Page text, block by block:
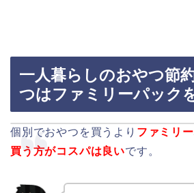
一人暮らしのおやつ
つはファミリーパック
個別でおやつを買うより ファミリ
買う方がコスパは良いです。